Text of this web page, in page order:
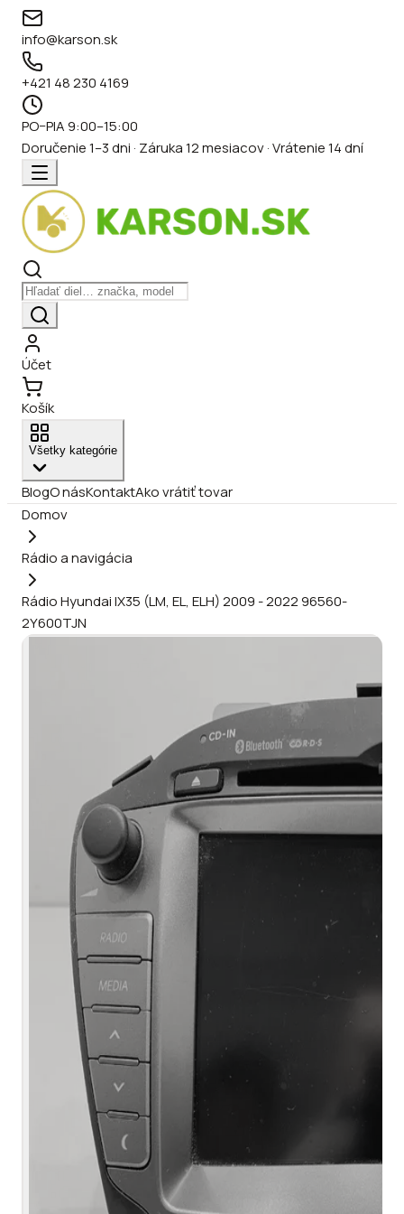
info@karson.sk
+421 48 230 4169
PO–PIA 9:00–15:00
Doručenie 1–3 dni · Záruka 12 mesiacov · Vrátenie 14 dní
Účet
Košík
Všetky kategórie
BlogO násKontaktAko vrátiť tovar
Domov
Rádio a navigácia
Rádio Hyundai IX35 (LM, EL, ELH) 2009 - 2022 96560-
2Y600TJN